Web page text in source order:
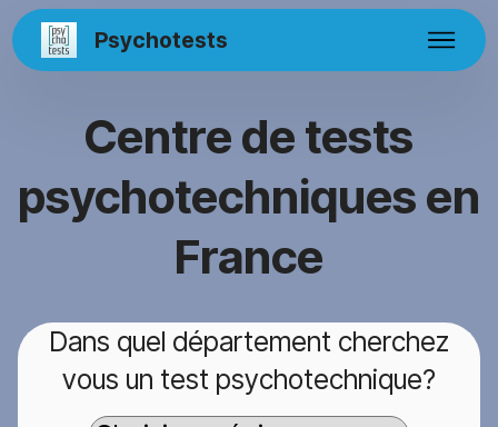
Psychotests
Centre de tests
psychotechniques en
France
Dans quel département cherchez
vous un test psychotechnique?